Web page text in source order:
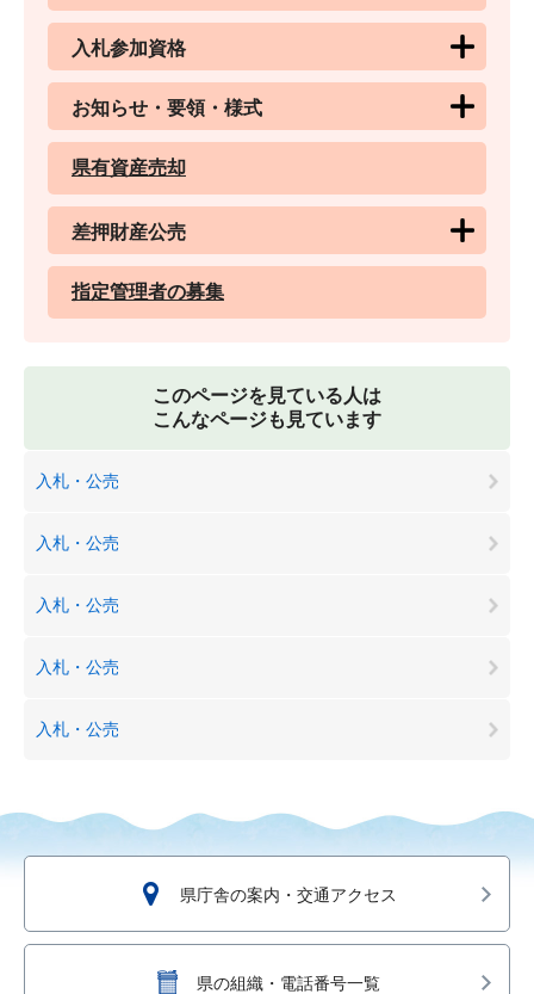
入札参加資格
お知らせ・要領・様式
県有資産売却
差押財産公売
指定管理者の募集
このページを見ている人は
こんなページも見ています
入札・公売
入札・公売
入札・公売
入札・公売
入札・公売
県庁舎の案内・交通アクセス
県の組織・電話番号一覧